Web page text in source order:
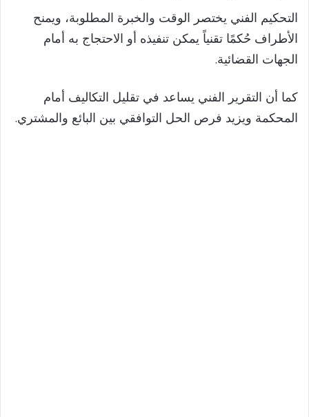
التحكيم الفني يختصر الوقت والخبرة المطلوبة، ويمنح
الأطراف حُكمًا تقنياً يمكن تنفيذه أو الاحتجاج به أمام
الجهات القضائية.
كما أن التقرير الفني يساعد في تقليل التكاليف أمام
المحكمة ويزيد فرص الحل التوافقي بين البائع والمشتري.